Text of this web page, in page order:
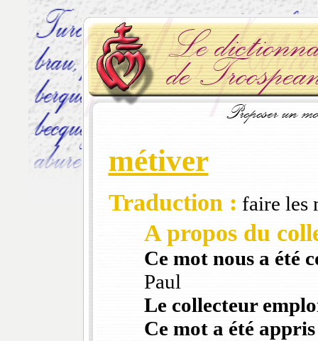
métiver
Traduction : faire les
A propos du
Ce mot nous a été
Paul
Le collecteur
Ce mot a été